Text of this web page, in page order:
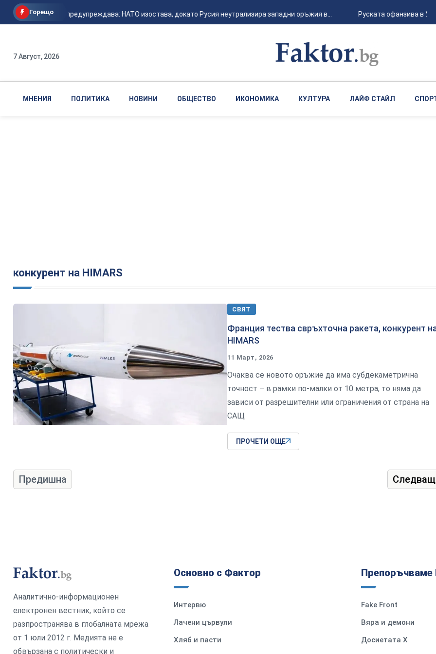
Горещо
Залужни предупреждава: НАТО изостава, докато Русия неутрализира западни оръжия в... Руската офанзива в
7 Август, 2026
МНЕНИЯ ПОЛИТИКА НОВИНИ ОБЩЕСТВО ИКОНОМИКА КУЛТУРА ЛАЙФ СТАЙЛ
конкурент на HIMARS
СВЯТ
Франция тества свръхточна ракета, конкурент
HIMARS
11 Март, 2026
Очаква се новото оръжие да има субдекаметрична
точност – в рамки по-малки от 10 метра, то няма да
зависи от разрешителни или ограничения от страна на
САЩ
ПРОЧЕТИ ОЩЕ
Предишна
Аналитично-информационен
електронен вестник, който се
разпространява в глобалната мрежа
от 1 юли 2012 г. Медията не е
обвързана с политически и
Основно с Фактор
Интервю
Лачени цървули
Хляб и пасти
Препоръчваме
Fake Front
Вяра и демони
Досиетата Х